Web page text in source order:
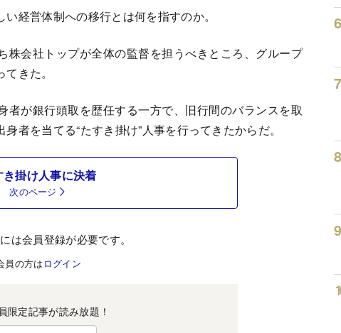
経営体制への移行とは何を指すのか。
会社トップが全体の監督を担うべきところ、グループ
きた。
が銀行頭取を歴任する一方で、旧行間のバランスを取
者を当てる“たすき掛け”人事を行ってきたからだ。
き掛け人事に決着
次のページ
は会員登録が必要です。
員の方は ログイン
限定記事が読み放題！